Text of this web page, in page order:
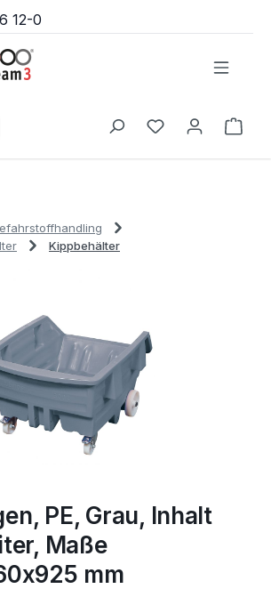
12-0
Du hast 0
Kippbehälter
PE, Grau, Inhalt
Maße
mm